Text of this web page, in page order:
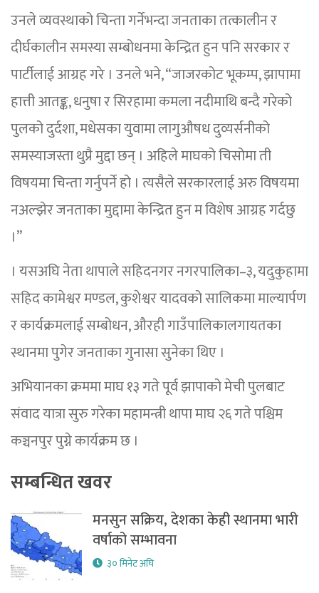
उनले व्यवस्थाको चिन्ता गर्नेभन्दा जनताका तत्कालीन र
दीर्घकालीन समस्या सम्बोधनमा केन्द्रित हुन पनि सरकार र
पार्टीलाई आग्रह गरे । उनले भने, “जाजरकोट भूकम्प, झापामा
हात्ती आतङ्क, धनुषा र सिरहामा कमला नदीमाथि बन्दै गरेको
पुलको दुर्दशा, मधेसका युवामा लागुऔषध दुव्यर्सनीको
समस्याजस्ता थुप्रै मुद्दा छन् । अहिले माघको चिसोमा ती
विषयमा चिन्ता गर्नुपर्ने हो । त्यसैले सरकारलाई अरु विषयमा
नअल्झेर जनताका मुद्दामा केन्द्रित हुन म विशेष आग्रह गर्दछु
।”
। यसअघि नेता थापाले सहिदनगर नगरपालिका–३, यदुकुहामा
सहिद कामेश्वर मण्डल, कुशेश्वर यादवको सालिकमा माल्यार्पण
र कार्यक्रमलाई सम्बोधन, औरही गाउँपालिकालगायतका
स्थानमा पुगेर जनताका गुनासा सुनेका थिए ।
अभियानका क्रममा माघ १३ गते पूर्व झापाको मेची पुलबाट
संवाद यात्रा सुरु गरेका महामन्त्री थापा माघ २६ गते पश्चिम
कञ्चनपुर पुग्ने कार्यक्रम छ ।
सम्बन्धित खवर
मनसुन सक्रिय, देशका केही स्थानमा भारी
वर्षाको सम्भावना
३० मिनेट अघि